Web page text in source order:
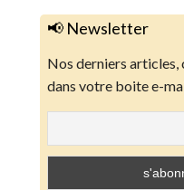
📢 Newsletter
Nos derniers articles,
dans votre boite e-